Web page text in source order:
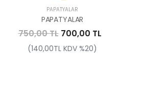
PAPATYALAR
PAPATYALAR
750,00 TL 700,00 TL
(140,00TL KDV %20)